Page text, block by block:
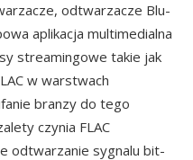
odtwarzacze Blu-
aplikacja multimedialna
streamingowe takie jak
w warstwach
branzy do tego
czynia FLAC
odtwarzanie sygnalu bit-